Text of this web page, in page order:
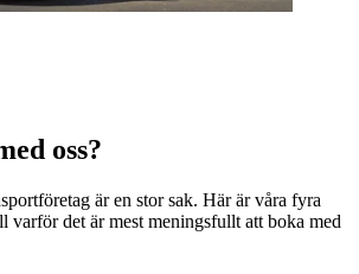
oss?
är en stor sak. Här är våra fyra
varför det är mest meningsfullt att boka med